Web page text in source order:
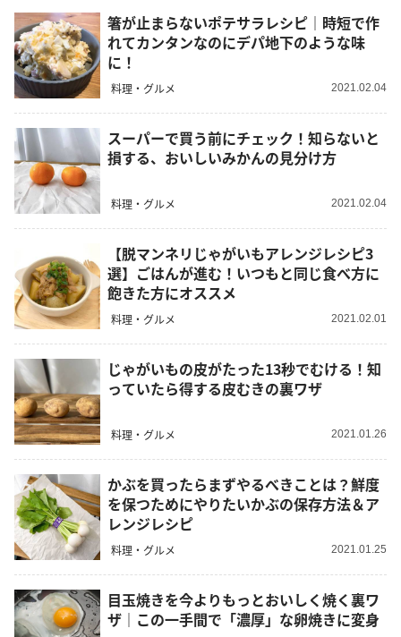
箸が止まらないポテサラレシピ｜時短で作
れてカンタンなのにデパ地下のような味
に！
料理・グルメ 2021.02.04
スーパーで買う前にチェック！知らないと
損する、おいしいみかんの見分け方
料理・グルメ 2021.02.04
【脱マンネリじゃがいもアレンジレシピ3
選】ごはんが進む！いつもと同じ食べ方に
飽きた方にオススメ
料理・グルメ 2021.02.01
じゃがいもの皮がたった13秒でむける！知
っていたら得する皮むきの裏ワザ
料理・グルメ 2021.01.26
かぶを買ったらまずやるべきことは？鮮度
を保つためにやりたいかぶの保存方法＆ア
レンジレシピ
料理・グルメ 2021.01.25
目玉焼きを今よりもっとおいしく焼く裏ワ
ザ｜この一手間で「濃厚」な卵焼きに変身